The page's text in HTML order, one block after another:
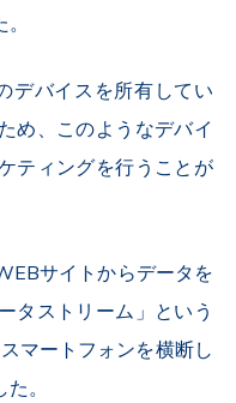
デバイスを所有してい
め、このようなデバイ
ティングを行うことが
サイトからデータを
ータストリーム」という
マートフォンを横断し
。